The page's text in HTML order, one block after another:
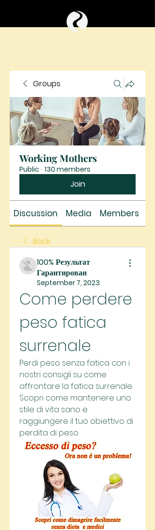
Groups
Working Mothers
Public · 130 members
Join
Discussion Media Members
Back
100% Результат
Гарантирован
September 7, 2023
Come perdere
peso fatica
surrenale
Perdi peso senza fatica con i
nostri consigli su come
affrontare la fatica surrenale.
Scopri come mantenere uno
stile di vita sano e
raggiungere il tuo obiettivo di
perdita di peso.